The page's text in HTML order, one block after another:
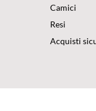
Camici
Resi
Acquisti